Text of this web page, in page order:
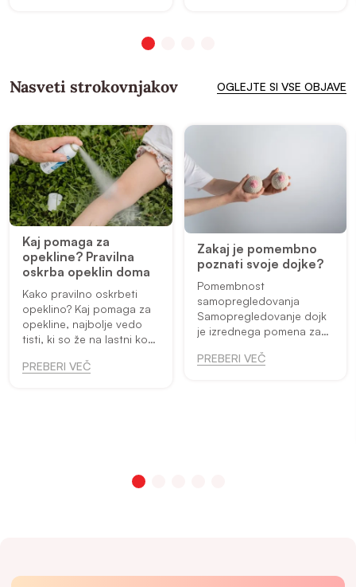
Nasveti strokovnjakov OGLEJTE SI VSE OBJAVE
Kaj pomaga za
opekline? Pravilna
oskrba opeklin doma
Kako pravilno oskrbeti
opeklino? Kaj pomaga za
opekline, najbolje vedo
tisti, ki so že na lastni koži
bolečo izkušnjo. V takšnih
PREBERI VEČ
Zakaj je pomembno
poznati svoje dojke?
Pomembnost
samopregledovanja
Samopregledovanje dojk
je izrednega pomena za
razumeti kakšen je
PREBERI VEČ